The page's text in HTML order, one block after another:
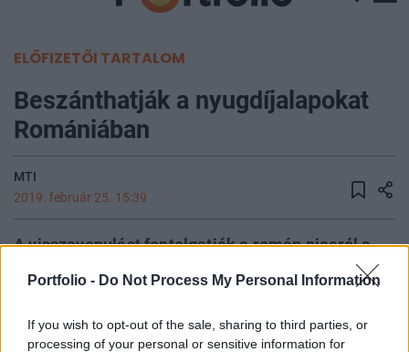
Portfolio - Do Not Process My Personal Information
If you wish to opt-out of the sale, sharing to third parties, or
processing of your personal or sensitive information for
ELŐFIZETŐI TARTALOM
Beszánthatják a nyugdíjalapokat
Romániában
MTI
2019. február 25. 15:39
A visszavonulást fontolgatják a román piacról a
kötelező magánnyugdíj-járulékokat kezelő alapok
a bukaresti kormány "kapzsisági" rendelete miatt
- közölte Valentin Lazea, a román jegybank vezető